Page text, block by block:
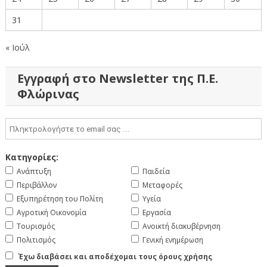
31
« Ιούλ
Εγγραφή στο Newsletter της Π.Ε.
Φλώρινας
Κατηγορίες:
Ανάπτυξη
Περιβάλλον
Εξυπηρέτηση του Πολίτη
Αγροτική Οικονομία
Τουρισμός
Πολιτισμός
Παιδεία
Μεταφορές
Υγεία
Εργασία
Ανοικτή διακυβέρνηση
Γενική ενημέρωση
Έχω διαβάσει και αποδέχομαι τους όρους χρήσης